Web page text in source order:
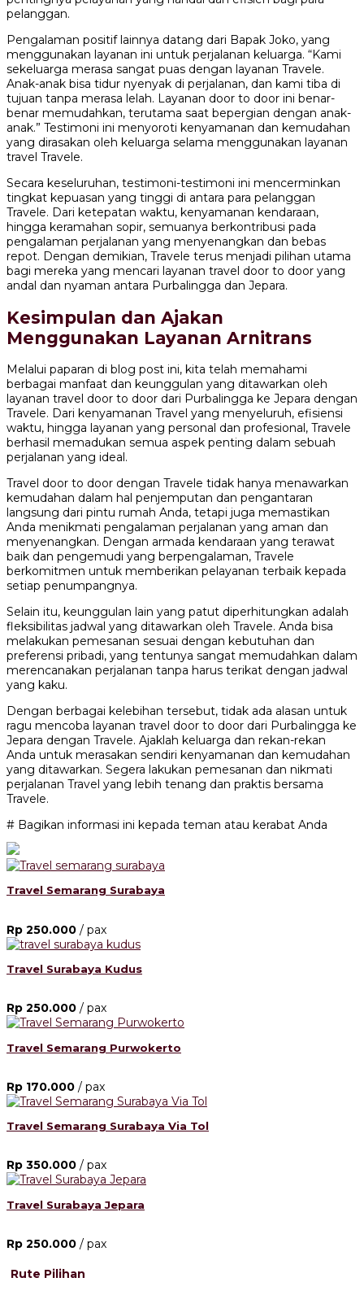
pelanggan.
Pengalaman positif lainnya datang dari Bapak Joko, yang
menggunakan layanan ini untuk perjalanan keluarga. “Kami
sekeluarga merasa sangat puas dengan layanan Travele.
Anak-anak bisa tidur nyenyak di perjalanan, dan kami tiba di
tujuan tanpa merasa lelah. Layanan door to door ini benar-
benar memudahkan, terutama saat bepergian dengan anak-
anak.” Testimoni ini menyoroti kenyamanan dan kemudahan
yang dirasakan oleh keluarga selama menggunakan layanan
travel Travele.
Secara keseluruhan, testimoni-testimoni ini mencerminkan
tingkat kepuasan yang tinggi di antara para pelanggan
Travele. Dari ketepatan waktu, kenyamanan kendaraan,
hingga keramahan sopir, semuanya berkontribusi pada
pengalaman perjalanan yang menyenangkan dan bebas
repot. Dengan demikian, Travele terus menjadi pilihan utama
bagi mereka yang mencari layanan travel door to door yang
andal dan nyaman antara Purbalingga dan Jepara.
Kesimpulan dan Ajakan
Menggunakan Layanan Arnitrans
Melalui paparan di blog post ini, kita telah memahami
berbagai manfaat dan keunggulan yang ditawarkan oleh
layanan travel door to door dari Purbalingga ke Jepara dengan
Travele. Dari kenyamanan Travel yang menyeluruh, efisiensi
waktu, hingga layanan yang personal dan profesional, Travele
berhasil memadukan semua aspek penting dalam sebuah
perjalanan yang ideal.
Travel door to door dengan Travele tidak hanya menawarkan
kemudahan dalam hal penjemputan dan pengantaran
langsung dari pintu rumah Anda, tetapi juga memastikan
Anda menikmati pengalaman perjalanan yang aman dan
menyenangkan. Dengan armada kendaraan yang terawat
baik dan pengemudi yang berpengalaman, Travele
berkomitmen untuk memberikan pelayanan terbaik kepada
setiap penumpangnya.
Selain itu, keunggulan lain yang patut diperhitungkan adalah
fleksibilitas jadwal yang ditawarkan oleh Travele. Anda bisa
melakukan pemesanan sesuai dengan kebutuhan dan
preferensi pribadi, yang tentunya sangat memudahkan dalam
merencanakan perjalanan tanpa harus terikat dengan jadwal
yang kaku.
Dengan berbagai kelebihan tersebut, tidak ada alasan untuk
ragu mencoba layanan travel door to door dari Purbalingga ke
Jepara dengan Travele. Ajaklah keluarga dan rekan-rekan
Anda untuk merasakan sendiri kenyamanan dan kemudahan
yang ditawarkan. Segera lakukan pemesanan dan nikmati
perjalanan Travel yang lebih tenang dan praktis bersama
Travele.
# Bagikan informasi ini kepada teman atau kerabat Anda
Travel Semarang Surabaya
Rp 250.000 / pax
Travel Surabaya Kudus
Rp 250.000 / pax
Travel Semarang Purwokerto
Rp 170.000 / pax
Travel Semarang Surabaya Via Tol
Rp 350.000 / pax
Travel Surabaya Jepara
Rp 250.000 / pax
Rute Pilihan